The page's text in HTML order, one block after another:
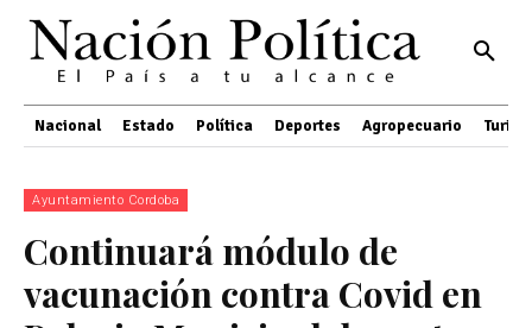
Nacional Estado Política Deportes Agropecuario
Ayuntamiento Cordoba
Continuará módulo de
vacunación contra Covid en